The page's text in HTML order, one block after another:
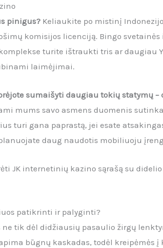
pinigus? Keliaukite po mistinį
komisijos licenciją. Bingo
turite ištraukti tris ar daugiau
laimėjimai.
sumaišyti daugiau tokių statymų
mums savo asmens duomenis
turi gana paprastą, jei esate
daug naudotis mobiliuoju
JK internetinių kazino sąrašą su
patikrinti ir palyginti?
tik dėl didžiausių pasaulio žirgų
būgnų kaskadas, todėl kreipėmės